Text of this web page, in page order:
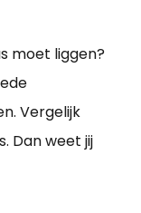
moet liggen?
Vergelijk
Dan weet jij